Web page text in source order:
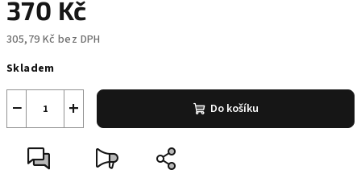
370 Kč
305,79 Kč bez DPH
cena:
Skladem
+
− Do košíku